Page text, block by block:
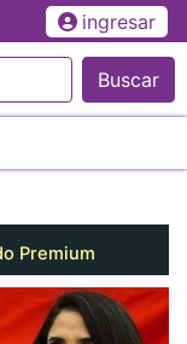
ingresar
Buscar
Premium